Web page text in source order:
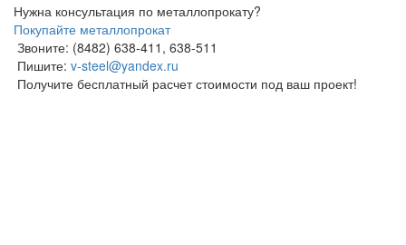
Нужна консультация по металлопрокату?
Покупайте металлопрокат
Звоните: (8482) 638-411, 638-511
Пишите: v-steel@yandex.ru
Получите бесплатный расчет стоимости под ваш проект!